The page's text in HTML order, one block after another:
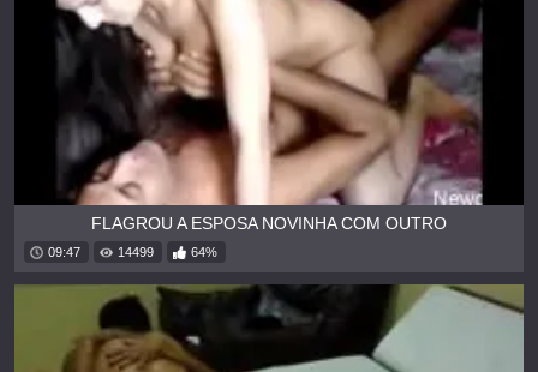
FLAGROU A ESPOSA NOVINHA COM OUTRO
09:47 14499 64%